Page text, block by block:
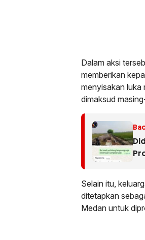
Dalam aksi
memberikan
menyisakan luka
dimaksud
Selain itu,
ditetapkan
Medan untuk